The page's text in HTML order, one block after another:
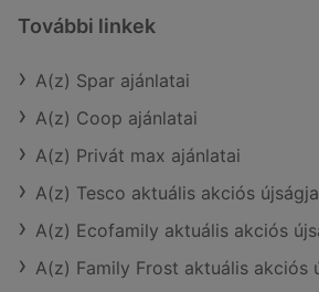
További linkek
A(z) Spar ajánlatai
A(z) Coop ajánlatai
A(z) Privát max ajánlatai
A(z) Tesco aktuális akciós
A(z) Ecofamily aktuális akciós
A(z) Family Frost aktuális akciós